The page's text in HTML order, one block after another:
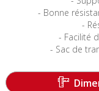
- Bonne
-
- Facilité
- Sac de